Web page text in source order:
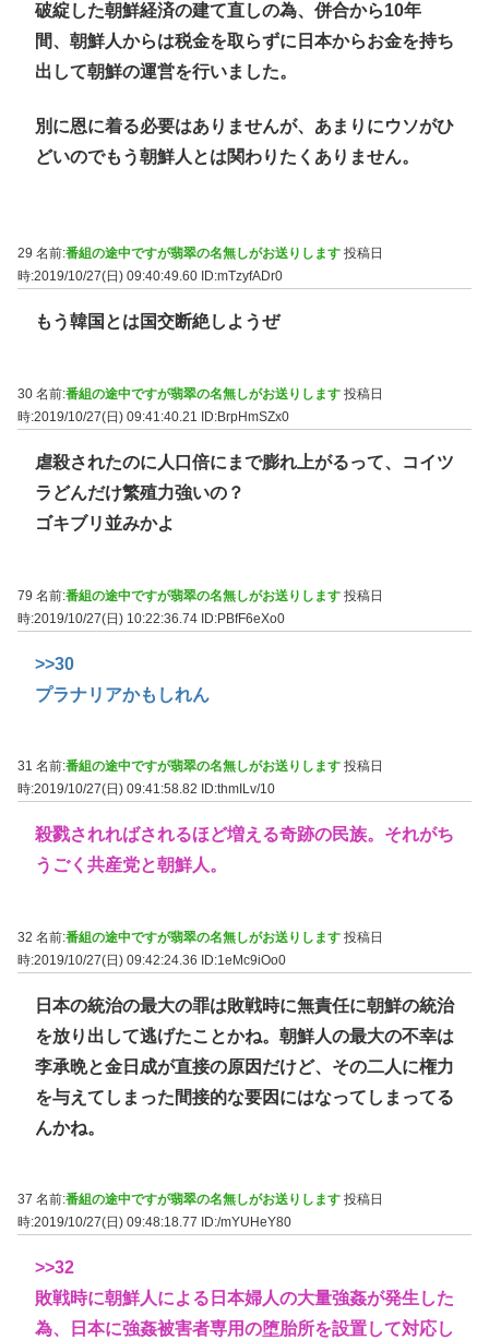
破綻した朝鮮経済の建て直しの為、併合から10年
間、朝鮮人からは税金を取らずに日本からお金を持ち
出して朝鮮の運営を行いました。
別に恩に着る必要はありませんが、あまりにウソがひ
どいのでもう朝鮮人とは関わりたくありません。
29 名前:番組の途中ですが翡翠の名無しがお送りします 投稿日
時:2019/10/27(日) 09:40:49.60 ID:mTzyfADr0
もう韓国とは国交断絶しようぜ
30 名前:番組の途中ですが翡翠の名無しがお送りします 投稿日
時:2019/10/27(日) 09:41:40.21
ID:BrpHmSZx0
虐殺されたのに人口倍にまで膨れ上がるって、コイツ
ラどんだけ繁殖力強いの？
ゴキブリ並みかよ
79 名前:番組の途中ですが翡翠の名無しがお送りします 投稿日
時:2019/10/27(日) 10:22:36.74 ID:PBfF6eXo0
>>30
プラナリアかもしれん
31 名前:番組の途中ですが翡翠の名無しがお送りします 投稿日
時:2019/10/27(日) 09:41:58.82
ID:thmILv/10
殺戮されればされるほど増える奇跡の民族。それがち
うごく共産党と朝鮮人。
32 名前:番組の途中ですが翡翠の名無しがお送りします 投稿日
時:2019/10/27(日) 09:42:24.36 ID:1eMc9iOo0
日本の統治の最大の罪は敗戦時に無責任に朝鮮の統治
を放り出して逃げたことかね。朝鮮人の最大の不幸は
李承晩と金日成が直接の原因だけど、その二人に権力
を与えてしまった間接的な要因にはなってしまってる
んかね。
37 名前:番組の途中ですが翡翠の名無しがお送りします 投稿日
時:2019/10/27(日) 09:48:18.77
ID:/mYUHeY80
>>32
敗戦時に朝鮮人による日本婦人の大量強姦が発生した
為、日本に強姦被害者専用の堕胎所を設置して対応し